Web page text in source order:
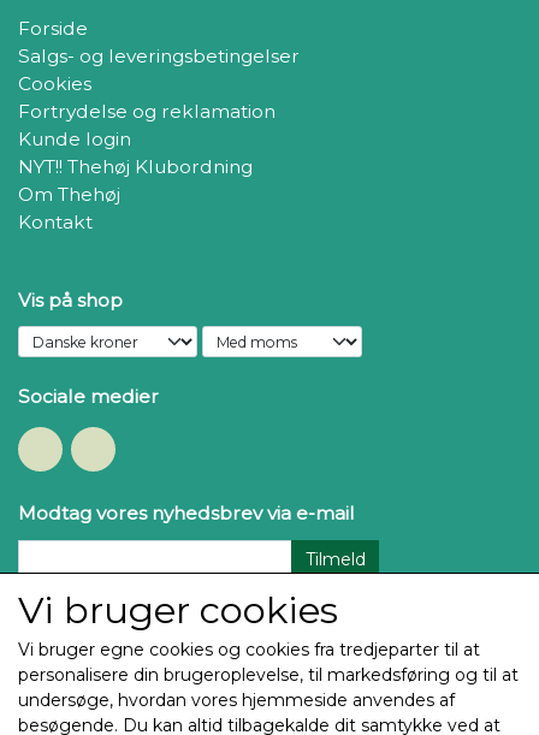
Forside
Salgs- og leveringsbetingelser
Cookies
Fortrydelse og reklamation
Kunde login
NYT!! Thehøj Klubordning
Om Thehøj
Kontakt
Vis på shop
Sociale medier
Modtag vores nyhedsbrev via e-mail
Tilmeld
Vi bruger cookies
Vi bruger egne cookies og cookies fra tredjeparter til at
personalisere din brugeroplevelse, til markedsføring og til at
undersøge, hvordan vores hjemmeside anvendes af
besøgende. Du kan altid tilbagekalde dit samtykke ved at